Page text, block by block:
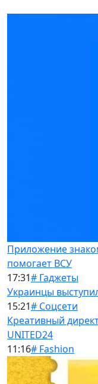
Приложение
помогает ВСУ
17:31# Гаджеты
Украинцы
15:21# Соцсети
Креативный
UNITED24
11:16# Fashion